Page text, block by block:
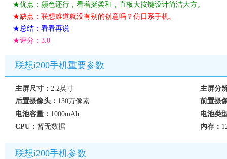
★优点：颜色还行，看着挺柔和，直板大按键设计简洁大方。
★缺点：联想难道就没有别的创意吗？仿日系手机。
★总结：看看再说
★评分： 3.0
联想i200手机重要参数
主屏尺寸： 2.2英寸
主屏分
后置摄像头： 130万像素
前置摄
电池容量： 1000mAh
电池类
CPU： 暂无数据 内存：
联想i200手机参数